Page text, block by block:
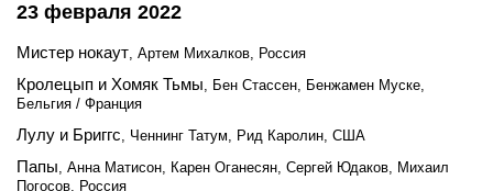
23 февраля 2022
Мистер нокаут, Артем Михалков, Россия
Кролецып и Хомяк Тьмы, Бен Стассен, Бенжамен Муске,
Бельгия / Франция
Лулу и Бриггс, Ченнинг Татум, Рид Каролин, США
Папы, Анна Матисон, Карен Оганесян, Сергей Юдаков, Михаил
Погосов, Россия